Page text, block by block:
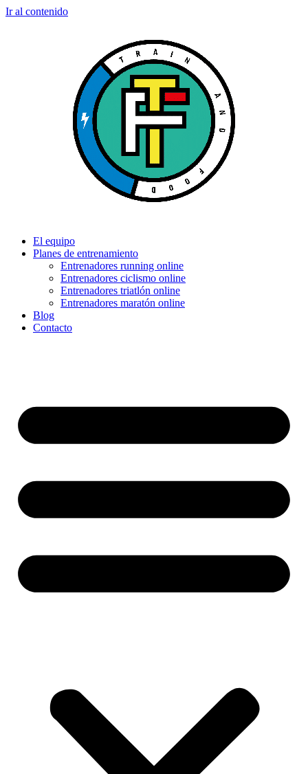
Ir al contenido
El equipo
Planes de entrenamiento
Entrenadores running online
Entrenadores ciclismo online
Entrenadores triatlón online
Entrenadores maratón online
Blog
Contacto